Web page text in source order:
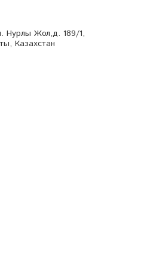
Нурлы Жол,д. 189/1,
Казахстан